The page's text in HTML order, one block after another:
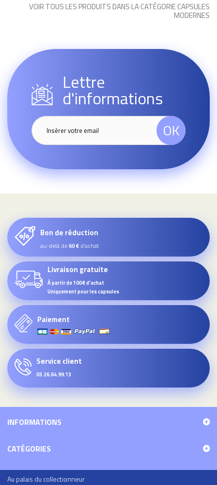
VOIR TOUS LES PRODUITS DANS LA CATÉGORIE CAPSULES
MODERNES
Lettre
d'informations
OK
Bon de réduction
au-delà de60 € d’achat
Livraison gratuite
À partir de 100€ d'achat
Uniquement pour les capsules
Paiement
Service client
03.26.64.99.13
INFORMATIONS
CATÉGORIES
Au palais du collectionneur